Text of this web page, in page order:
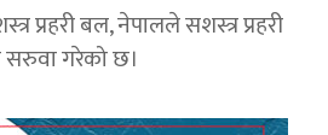
प्रहरी बल, नेपालले सशस्त्र प्रहरी
गरेको छ।